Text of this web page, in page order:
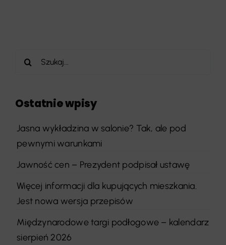
Szukaj
Ostatnie wpisy
Jasna wykładzina w salonie? Tak, ale pod
pewnymi warunkami
Jawność cen – Prezydent podpisał ustawę
Więcej informacji dla kupujących mieszkania.
Jest nowa wersja przepisów
Międzynarodowe targi podłogowe – kalendarz
sierpień 2026